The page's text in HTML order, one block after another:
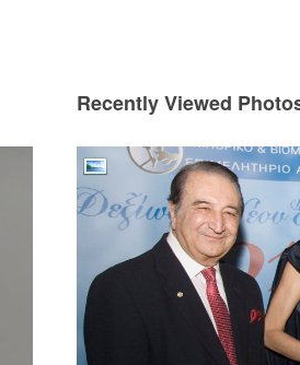
Recently Viewed